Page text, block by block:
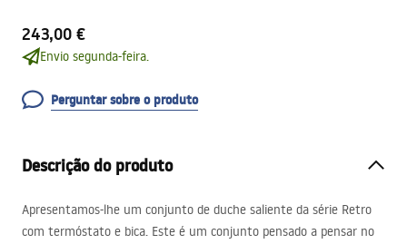
243,00 €
Envio segunda-feira.
Perguntar sobre o produto
Descrição do produto
Apresentamos-lhe um conjunto de duche saliente da série Retro
com termóstato e bica. Este é um conjunto pensado a pensar no